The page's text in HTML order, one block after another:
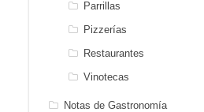
Parrillas
Pizzerías
Restaurantes
Vinotecas
Notas de Gastronomía